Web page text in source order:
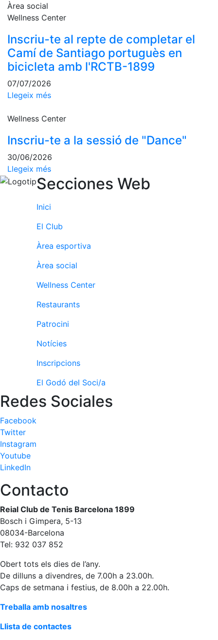
Sortides
culturals
Conferències
Inspirational
Talks
Calendari
d'Activitats
Jocs de taula
Penyes del
Club
Wellness
Center
fisiosalut
Entrenaments
Activitats
dirigides
Normativa
Restaurant
L'Snack
Chill Out
Bar
Patrocini
Patrocinadors
Avantatges
Publicitat a la
Revista
Vols ser
Patrocinador
del Club?
Notícies
Inscripcions
El
del
Àrea social
Wellness Center
Inscriu-te al repte de completar el
Camí de Santiago portuguès en
bicicleta amb l'RCTB-1899
07/07/2026
Llegeix més
Wellness Center
Inscriu-te a la sessió de "Dance"
30/06/2026
Llegeix més
Secciones Web
Inici
El Club
Àrea esportiva
Àrea social
Wellness Center
Restaurants
Patrocini
Notícies
Inscripcions
El Godó del Soci/a
Redes Sociales
Facebook
Twitter
Instagram
Youtube
LinkedIn
Contacto
Reial Club de Tenis Barcelona 1899
Bosch i Gimpera, 5-13
08034-Barcelona
Tel: 932 037 852
Obert tots els dies de l’any.
De dilluns a divendres, de 7.00h a 23.00h.
Caps de setmana i festius, de 8.00h a 22.00h.
Treballa amb nosaltres
Llista de contactes